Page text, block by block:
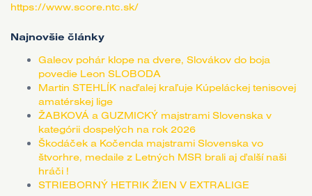
https://www.score.ntc.sk/
Najnovšie články
Galeov pohár klope na dvere, Slovákov do boja
povedie Leon SLOBODA
Martin STEHLÍK naďalej kraľuje Kúpeláckej tenisovej
amatérskej lige
ŽABKOVÁ a GUZMICKÝ majstrami Slovenska v
kategórii dospelých na rok 2026
Škodáček a Kočenda majstrami Slovenska vo
štvorhre, medaile z Letných MSR brali aj ďalší naši
hráči !
STRIEBORNÝ HETRIK ŽIEN V EXTRALIGE